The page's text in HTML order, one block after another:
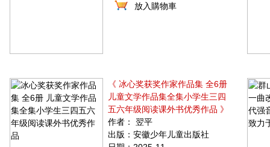
放入購物車
《 冰心奖获奖作家作品集 全6册
儿童文学作品集全集小学生三四
五六年级阅读课外书优秀作品 》
作者： 翌平
出版：安徽少年儿童出版社